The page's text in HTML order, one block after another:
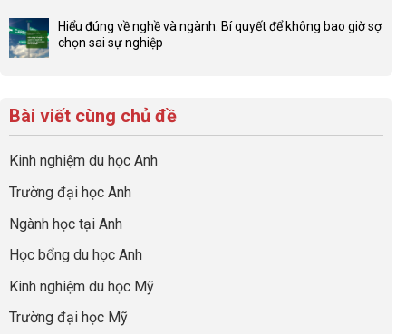
network
gia
đình
sự
nghiệp
sớm:
Chiến
hiệu
quả
của
cha
thông
Đừng
để
bộ
hồ
sơ
du
học
“Dày
hoạt
động
nhưng
thiếu
năng
lực”
bình
luận
Việc
Biến
Đoạn
Visa
“Bước
Vàng”
Cất
Cánh
Hiểu đúng về nghề và ngành: Bí quyết để không bao giờ sợ
chọn sai sự nghiệp
luận
ở
Hiểu
đúng
nghề
và
ngành:
Bí
quyết
không
giờ
Bài viết cùng chủ đề
Kinh nghiệm du học Anh
Trường đại học Anh
Ngành học tại Anh
Học bổng du học Anh
Kinh nghiệm du học Mỹ
Trường đại học Mỹ